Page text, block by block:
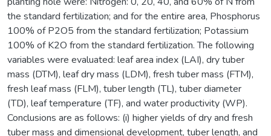
the standard fertilization; and for the entire area, Phosphorus
100% of P2O5 from the standard fertilization; Potassium
100% of K2O from the standard fertilization. The following
variables were evaluated: leaf area index (LAI), dry tuber
mass (DTM), leaf dry mass (LDM), fresh tuber mass (FTM),
fresh leaf mass (FLM), tuber length (TL), tuber diameter
(TD), leaf temperature (TF), and water productivity (WP).
Conclusions are as follows: (i) higher yields of dry and fresh
tuber mass and dimensional development, tuber length, and